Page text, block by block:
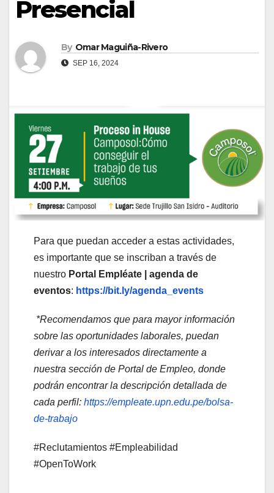
Presencial
By Omar Maguiña-Rivero
SEP 16, 2024
Para que puedan acceder a estas actividades,
es importante que se inscriban a través de
nuestro Portal Empléate | agenda de
eventos: https://bit.ly/agenda_events
*Recomendamos que para mayor información
sobre las oportunidades laborales, puedan
derivar a los interesados directamente a
nuestra sección de Portal de Empleo, donde
podrán encontrar la descripción detallada de
cada perfil: https://empleate.upn.edu.pe/bolsa-
de-trabajo
#Reclutamientos #Empleabilidad
#OpenToWork